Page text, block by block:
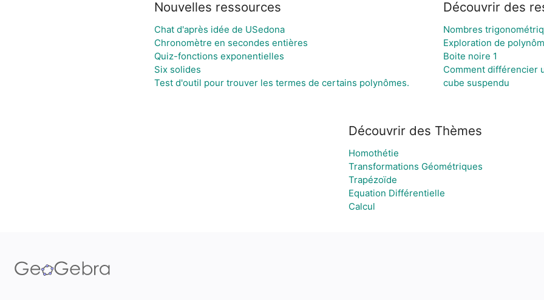
Nouvelles ressources
Chat d'après idée de USedona
Chronomètre en secondes entières
Quiz-fonctions exponentielles
Six solides
Test d'outil pour trouver les termes de certains polynômes.
Découvrir des
Nombres
Exploration de
Boite noire 1
Comment différencier
cube suspendu
Découvrir des Thèmes
Homothétie
Transformations Géométriques
Trapézoïde
Equation Différentielle
Calcul